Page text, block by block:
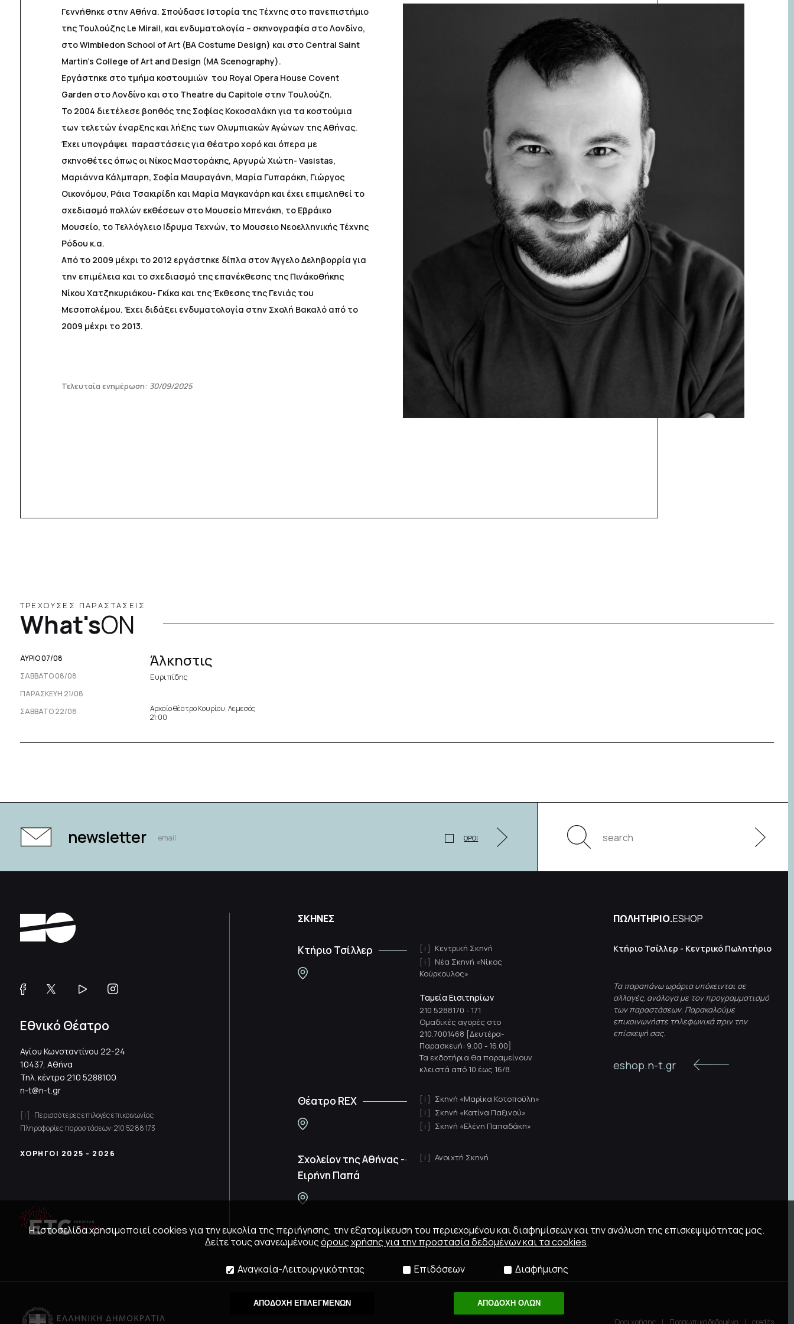
Γεννήθηκε στην Αθήνα. Σπούδασε Ιστορία της Τέχνης στο πανεπιστήμιο
της Τουλούζης Le Mirail, και ενδυματολογία – σκηνογραφία στο Λονδίνο,
στο Wimbledon School of Art (ΒΑ Costume Design) και στο Central Saint
Martin’s College of Art and Design (MA Scenography).
Εργάστηκε στο τμήμα κοστουμιών του Royal Opera House Covent
Garden στο Λονδίνο και στο Theatre du Capitole στην Τουλούζη.
Το 2004 διετέλεσε βοηθός της Σοφίας Κοκοσαλάκη για τα κοστούμια
των τελετών έναρξης και λήξης των Ολυμπιακών Αγώνων της Αθήνας.
Έχει υπογράψει παραστάσεις για θέατρο χορό και όπερα με
σκηνοθέτες όπως οι Νίκος Μαστοράκης, Αργυρώ Χιώτη- Vasistas,
Μαριάννα Κάλμπαρη, Σοφία Μαυραγάνη, Μαρία Γυπαράκη, Γιώργος
Οικονόμου, Ράια Τσακιρίδη και Μαρία Μαγκανάρη και έχει επιμεληθεί το
σχεδιασμό πολλών εκθέσεων στο Μουσείο Μπενάκη, το Εβράικο
Μουσείο, το Τελλόγλειο Ιδρυμα Τεχνών, το Μουσειο Νεοελληνικής Τέχνης
Ρόδου κ.α.
Από το 2009 μέχρι το 2012 εργάστηκε δίπλα στον Άγγελο Δεληβορρία για
την επιμέλεια και το σχεδιασμό της επανέκθεσης της Πινάκοθήκης
Νίκου Χατζηκυριάκου- Γκίκα και της Έκθεσης της Γενιάς του
Μεσοπολέμου. Έχει διδάξει ενδυματολογία στην Σχολή Βακαλό από το
2009 μέχρι το 2013.
Τελευταία ενημέρωση: 30/09/2025
ΤΡΕΧΟΥΣΕΣ ΠΑΡΑΣΤΑΣΕΙΣ
What'sON
ΑΥΡΙΟ 07/08
ΣΆΒΒΑΤΟ 08/08
ΠΑΡΑΣΚΕΥΉ 21/08
ΣΆΒΒΑΤΟ 22/08
Άλκηστις
Ευριπίδης
Αρχαίο θέατρο Κουρίου, Λεμεσός
21:00
newsletter ΟΡΟΙ
ΣΚΗΝΕΣ
Κτήριο Τσίλλερ
Κεντρική Σκηνή
Νέα Σκηνή «Νίκος
Κούρκουλος»
Ταμεία Εισιτηρίων
210 5288170 - 171
Ομαδικές αγορές στο
210.7001468 [Δευτέρα-
Παρασκευή: 9.00 - 16.00]
Τα εκδοτήρια θα παραμείνουν
κλειστά από 10 έως 16/8.
Θέατρο REX
Σκηνή «Μαρίκα Κοτοπούλη»
Σκηνή «Κατίνα Παξινού»
Σκηνή «Ελένη Παπαδάκη»
Σχολείον της Αθήνας -
Ειρήνη Παπά
Ανοιχτή Σκηνή
ΠΩΛΗΤΗΡΙΟ.ESHOP
Κτήριο Τσίλλερ - Κεντρικό Πωλητήριο
Τα παραπάνω ωράρια υπόκεινται σε
αλλαγές, ανάλογα με τον προγραμματισμό
των παραστάσεων. Παρακαλούμε
επικοινωνήστε τηλεφωνικά πριν την
επίσκεψή σας.
eshop.n-t.gr
Εθνικό Θέατρο
Αγίου Κωνσταντίνου 22-24
10437, Αθήνα
Τηλ. κέντρο 210 5288100
n-t@n-t.gr
Περισσότερες επιλογές επικοινωνίας
Πληροφορίες παραστάσεων:210 52 88 173
ΧΟΡΗΓΟΙ 2025 - 2026
Η ιστοσελίδα χρησιμοποιεί cookies για την ευκολία της περιήγησης, την εξατομίκευση του περιεχομένου και διαφημίσεων και την ανάλυση της επισκεψιμότητας μας.
Δείτε τους ανανεωμένουςόρους χρήσης για την προστασία δεδομένων και τα cookies.
Αναγκαία-Λειτουργικότητας Επιδόσεων Διαφήμισης
ΑΠΟΔΟΧΗ ΕΠΙΛΕΓΜΕΝΩΝ ΑΠΟΔΟΧΗ ΟΛΩΝ